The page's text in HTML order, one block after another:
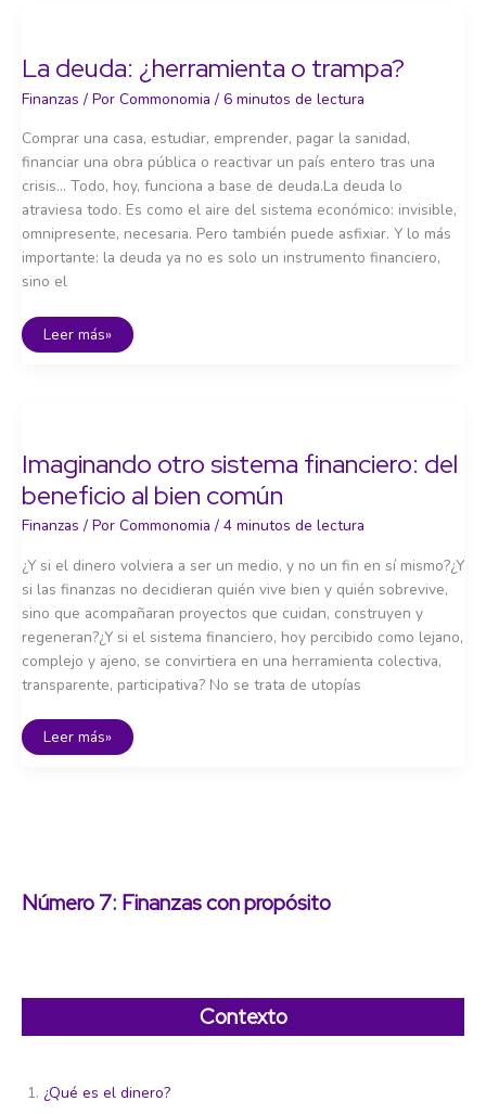
Número 7: Finanzas con propósito
Contexto
¿Qué es el dinero?
La deuda: ¿herramienta o trampa?
Finanzas / Por Commonomia / 6 minutos de lectura
Comprar una casa, estudiar, emprender, pagar la sanidad,
financiar una obra pública o reactivar un país entero tras una
crisis… Todo, hoy, funciona a base de deuda.La deuda lo
atraviesa todo. Es como el aire del sistema económico: invisible,
omnipresente, necesaria. Pero también puede asfixiar. Y lo más
importante: la deuda ya no es solo un instrumento financiero,
sino el
La
deuda:
Leer más»
Imaginando otro sistema financiero: del
beneficio al bien común
Finanzas / Por Commonomia / 4 minutos de lectura
¿Y si el dinero volviera a ser un medio, y no un fin en sí mismo?¿Y
si las finanzas no decidieran quién vive bien y quién sobrevive,
sino que acompañaran proyectos que cuidan, construyen y
regeneran?¿Y si el sistema financiero, hoy percibido como lejano,
complejo y ajeno, se convirtiera en una herramienta colectiva,
transparente, participativa? No se trata de utopías
Imaginando
otro
Leer más»